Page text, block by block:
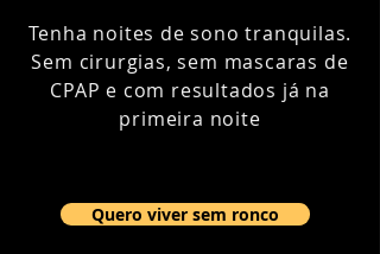
Tenha noites de sono tranquilas.
Sem cirurgias, sem mascaras de
CPAP e com resultados já na
primeira noite
Quero viver sem ronco